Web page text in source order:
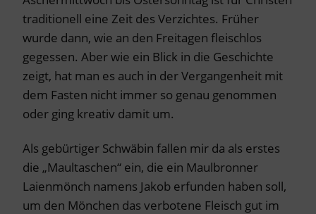
traditionell eine Zeit des Verzichtes. Früher
wurde dann, wie an den Freitagen fleischlos
gegessen. Aber wie ein Blick in die Geschichte
zeigt, hat man es auch in der Vergangenheit mit
dem Fasten nicht immer so genau genommen
oder ging kreativ damit um.
Als gebürtiger Schwäbin fallen mir da als erstes
die „Maultaschen“ ein, die ein Maulbronner
Laienmönch namens Jakob erfunden haben soll,
um den Mönchen das verbotene Fleisch gut im